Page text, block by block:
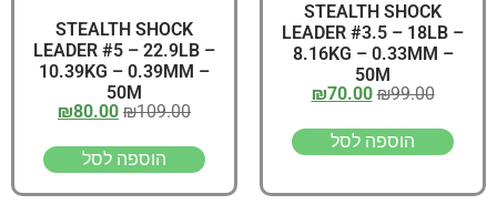
STEALTH SHOCK
LEADER #3.5 – 18LB –
8.16KG – 0.33MM –
50M
₪99.00
₪70.00
הוספה לסל
STEALTH SHOCK
LEADER #5 – 22.9LB –
10.39KG – 0.39MM –
50M
₪109.00
₪80.00
הוספה לסל